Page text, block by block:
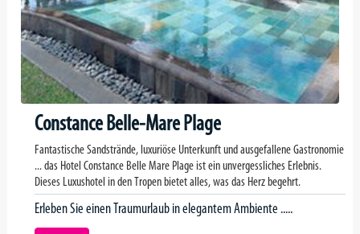
Constance Belle-Mare Plage
Fantastische Sandstrände, luxuriöse Unterkunft und ausgefallene Gastronomie
... das Hotel Constance Belle Mare Plage ist ein unvergessliches Erlebnis.
Dieses Luxushotel in den Tropen bietet alles, was das Herz begehrt.
Erleben Sie einen Traumurlaub in elegantem Ambiente .....